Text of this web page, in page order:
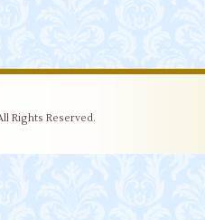
Rights Reserved.